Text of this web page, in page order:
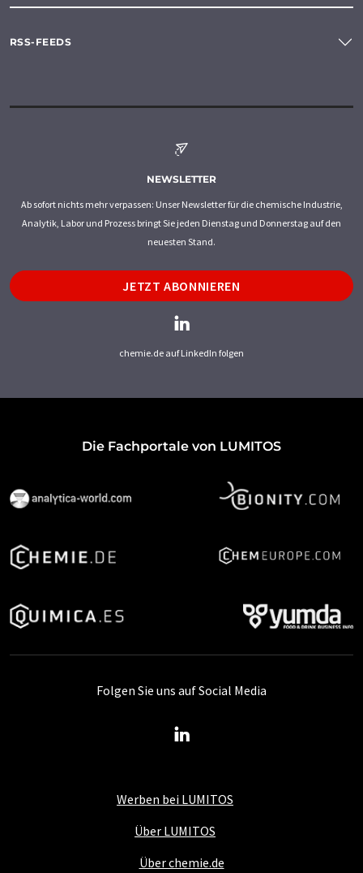
RSS-FEEDS
NEWSLETTER
Ab sofort nichts mehr verpassen: Unser Newsletter für die chemische Industrie,
Analytik, Labor und Prozess bringt Sie jeden Dienstag und Donnerstag auf den
neuesten Stand.
JETZT ABONNIEREN
chemie.de auf LinkedIn folgen
Die Fachportale von LUMITOS
Werben bei LUMITOS
Über LUMITOS
Über chemie.de
Folgen Sie uns auf Social Media